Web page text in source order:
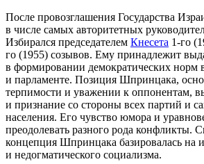
После провозглашения Государства
в числе самых авторитетных
Избирался председателем Кнесета 1-го
го (1955) созывов. Ему принадлежит
в формировании демократических норм
и парламенте. Позиция Шпринцака,
терпимости и уважении к оппонентам,
и признание со стороны всех партий и
населения. Его чувство юмора и
преодолевать разного рода конфликты.
концепция Шпринцака базировалась на
и недогматического социализма.